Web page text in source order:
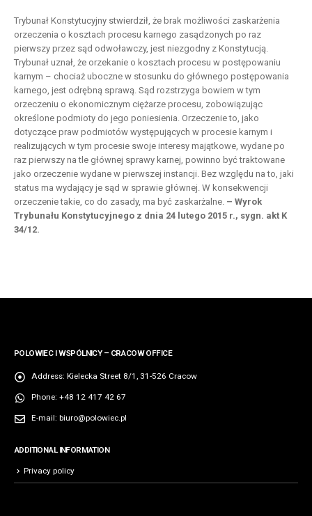
Trybunał Konstytucyjny stwierdził, że brak możliwości zaskarżenia
orzeczenia o kosztach procesu karnego zasądzonych po raz
pierwszy przez sąd odwoławczy, jest niezgodny z Konstytucją.
Trybunał uznał, że orzekanie o kosztach procesu w postępowaniu
karnym – chociaż uboczne w stosunku do głównego postępowania
karnego, jest odrębną sprawą. Sąd rozstrzyga bowiem w tym
orzeczeniu o ekonomicznym ciężarze procesu, zobowiązując
określone podmioty do jego poniesienia. Orzeczenie to, jako
dotyczące praw podmiotów występujących w procesie karnym i
realizujących w tym procesie swoje interesy majątkowe, wydane po
raz pierwszy na tle głównej sprawy karnej, powinno być traktowane
jako orzeczenie wydane w pierwszej instancji. Bez względu na to, jaki
status ma wydający je sąd w sprawie głównej. W konsekwencji
orzeczenie takie, co do zasady, ma być zaskarżalne. – Wyrok
Trybunału Konstytucyjnego z dnia 24 lutego 2015 r., sygn. akt K
34/12.
POLOWIEC I WSPÓLNICY – CRACOW OFFICE
Address: Kielecka Street 8/1, 31-526 Cracow
Phone: +48 12 417 42 67
E-mail: biuro@polowiec.pl
ADDITIONAL INFORMATION
Privacy policy